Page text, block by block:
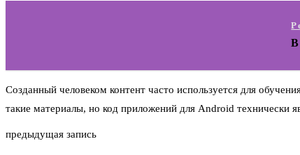
В
Созданный человеком контент часто используется для
такие материалы, но код приложений для Android технически
предыдущая запись